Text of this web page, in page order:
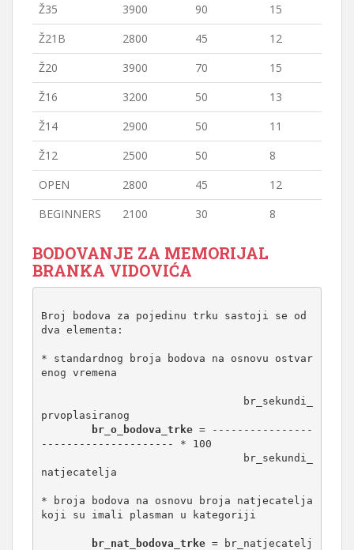
Ž35
3900 90
15
Ž21B
2800 45
12
Ž20
3900 70
15
Ž16
3200 50
13
Ž14
2900 50
11
Ž12
2500 50
8
OPEN
2800 45
12
BEGINNERS
2100 30 8
BODOVANJE ZA MEMORIJAL
BRANKA VIDOVIĆA
Broj bodova za pojedinu trku sastoji se od
dva elementa:
* standardnog broja bodova na osnovu ostvar
enog vremena
prvoplasiranog
br_o_bodova_trke = ----------------
--------------------- * 100
natjecatelja
* broja bodova na osnovu broja natjecatelja
koji su imali plasman u kategoriji
br_nat_bodova_trke = br_natjecatelj